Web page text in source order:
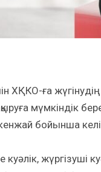
ХҚКО-ға жүгінудің
мүмкіндік
бойынша
жүргізуші